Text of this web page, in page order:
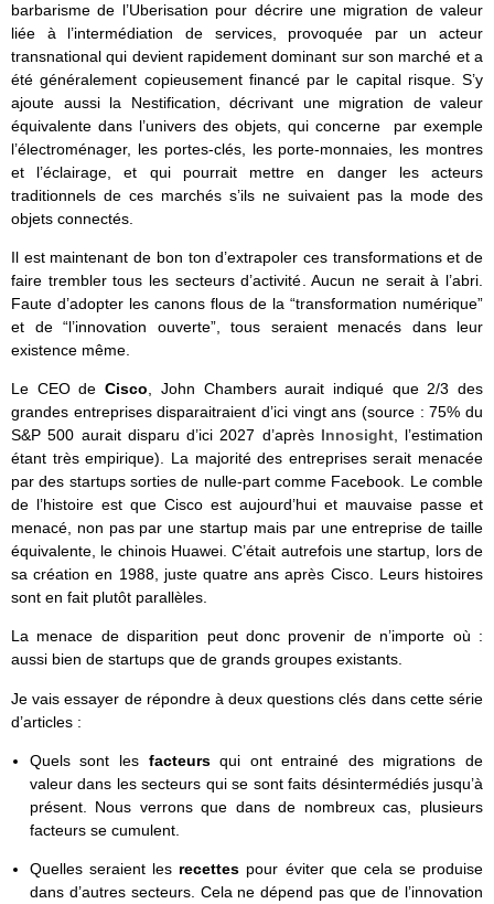
barbarisme de l’Uberisation pour décrire une migration de valeur
liée à l’intermédiation de services, provoquée par un acteur
transnational qui devient rapidement dominant sur son marché et a
été généralement copieusement financé par le capital risque. S’y
ajoute aussi la Nestification, décrivant une migration de valeur
équivalente dans l’univers des objets, qui concerne par exemple
l’électroménager, les portes-clés, les porte-monnaies, les montres
et l’éclairage, et qui pourrait mettre en danger les acteurs
traditionnels de ces marchés s’ils ne suivaient pas la mode des
objets connectés.
Il est maintenant de bon ton d’extrapoler ces transformations et de
faire trembler tous les secteurs d’activité. Aucun ne serait à l’abri.
Faute d’adopter les canons flous de la “transformation numérique”
et de “l’innovation ouverte”, tous seraient menacés dans leur
existence même.
Le CEO deCisco, John Chambers aurait indiqué que 2/3 des
grandes entreprises disparaitraient d’ici vingt ans (source : 75% du
S&P 500 aurait disparu d’ici 2027 d’après Innosight, l’estimation
étant très empirique). La majorité des entreprises serait menacée
par des startups sorties de nulle-part comme Facebook. Le comble
de l’histoire est que Cisco est aujourd’hui et mauvaise passe et
menacé, non pas par une startup mais par une entreprise de taille
équivalente, le chinois Huawei. C’était autrefois une startup, lors de
sa création en 1988, juste quatre ans après Cisco. Leurs histoires
sont en fait plutôt parallèles.
La menace de disparition peut donc provenir de n’importe où :
aussi bien de startups que de grands groupes existants.
Je vais essayer de répondre à deux questions clés dans cette série
d’articles :
Quels sont les facteursqui ont entrainé des migrations de
valeur dans les secteurs qui se sont faits désintermédiés jusqu’à
présent. Nous verrons que dans de nombreux cas, plusieurs
facteurs se cumulent.
Quelles seraient les recettes pour éviter que cela se produise
dans d’autres secteurs. Cela ne dépend pas que de l’innovation